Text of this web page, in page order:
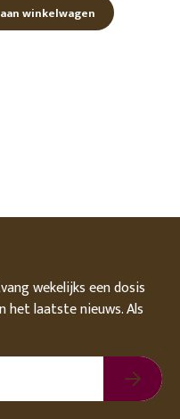
winkelwagen
wekelijks een dosis
het laatste nieuws. Als